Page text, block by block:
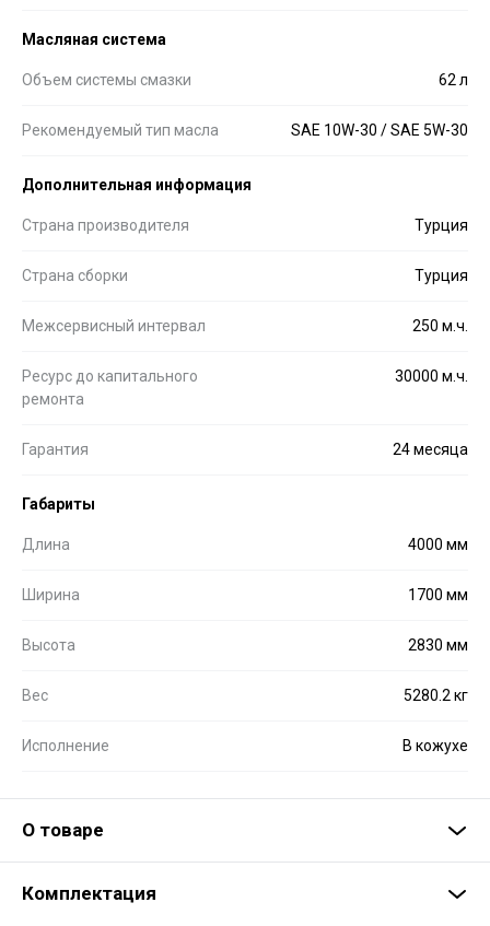
Масляная система
Объем системы смазки 62 л
Рекомендуемый тип масла SAE 10W-30 / SAE 5W-30
Дополнительная информация
Страна производителя Турция
Страна сборки Турция
Межсервисный интервал 250 м.ч.
Ресурс до капитального
ремонта
30000 м.ч.
Гарантия 24 месяца
Габариты
Длина 4000 мм
Ширина 1700 мм
Высота 2830 мм
Вес 5280.2 кг
Исполнение В кожухе
О товаре
Комплектация